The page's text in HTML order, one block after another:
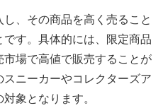
、その商品を高く売ること
す。具体的には、限定商品
場で高値で販売することが
ニーカーやコレクターズア
象となります。